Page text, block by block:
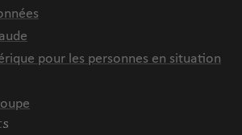
pour les personnes en situation